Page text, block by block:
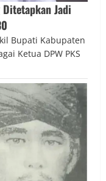
Jadi
Bupati Kabupaten
Ketua DPW PKS